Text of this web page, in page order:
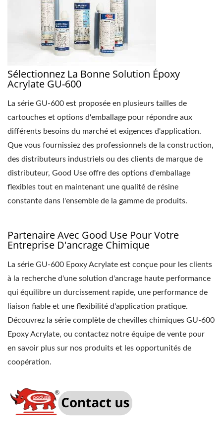
Sélectionnez La Bonne Solution Époxy
Acrylate GU-600
La série GU-600 est proposée en plusieurs tailles de
cartouches et options d'emballage pour répondre aux
différents besoins du marché et exigences d'application.
Que vous fournissiez des professionnels de la construction,
des distributeurs industriels ou des clients de marque de
distributeur, Good Use offre des options d'emballage
flexibles tout en maintenant une qualité de résine
constante dans l'ensemble de la gamme de produits.
Partenaire Avec Good Use Pour Votre
Entreprise D'ancrage Chimique
La série GU-600 Epoxy Acrylate est conçue pour les clients
à la recherche d'une solution d'ancrage haute performance
qui équilibre un durcissement rapide, une performance de
liaison fiable et une flexibilité d'application pratique.
Découvrez la série complète de chevilles chimiques GU-600
Epoxy Acrylate, ou contactez notre équipe de vente pour
en savoir plus sur nos produits et les opportunités de
coopération.